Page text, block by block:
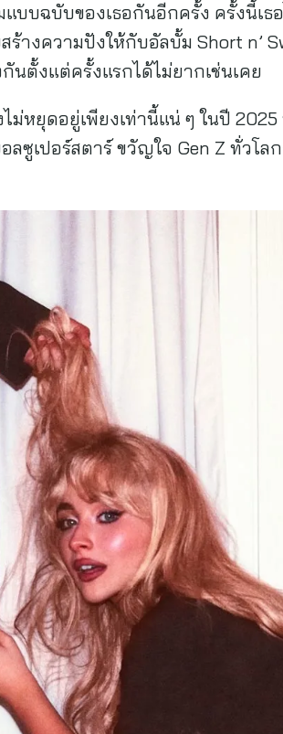
แบบฉบับของเธอกันอีกครั้ง ครั้งนี้เ
างความปังให้กับอัลบั้ม Short n’
นตั้งแต่ครั้งแรกได้ไม่ยากเช่นเคย
ม่หยุดอยู่เพียงเท่านี้แน่ ๆ ในปี
ลซูเปอร์สตาร์ ขวัญใจ Gen Z ทั่วโ